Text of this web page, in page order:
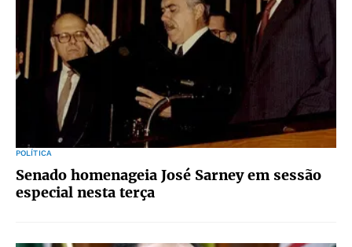
POLÍTICA
Senado homenageia José Sarney em sessão
especial nesta terça